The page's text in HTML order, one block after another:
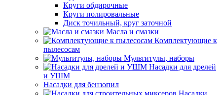
Круги обдирочные
Круги полировальные
Диск точильный, круг заточной
Масла и смазки
Комплектующие к
пылесосам
Мультитулы, наборы
Насадки для дрелей
и УШМ
Насадки для бензопил
Насадки